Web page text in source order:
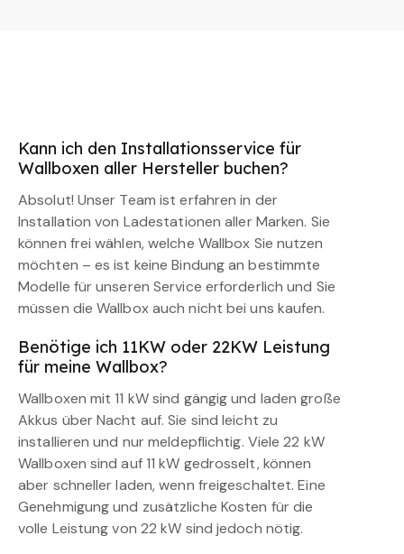
Kann ich den Installationsservice für
Wallboxen aller Hersteller buchen?
Absolut! Unser Team ist erfahren in der
Installation von Ladestationen aller Marken. Sie
können frei wählen, welche Wallbox Sie nutzen
möchten – es ist keine Bindung an bestimmte
Modelle für unseren Service erforderlich und Sie
müssen die Wallbox auch nicht bei uns kaufen.
Benötige ich 11KW oder 22KW Leistung
für meine Wallbox?
Wallboxen mit 11 kW sind gängig und laden große
Akkus über Nacht auf. Sie sind leicht zu
installieren und nur meldepflichtig. Viele 22 kW
Wallboxen sind auf 11 kW gedrosselt, können
aber schneller laden, wenn freigeschaltet. Eine
Genehmigung und zusätzliche Kosten für die
volle Leistung von 22 kW sind jedoch nötig.